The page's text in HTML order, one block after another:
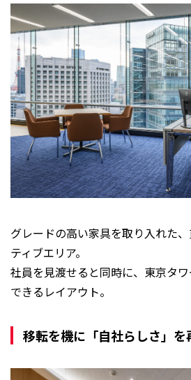
グレードの高い家具を取り入れた
ティブエリア。
社員を見渡せると同時に、東京タ
できるレイアウト。
移転を機に「自社らしさ」を